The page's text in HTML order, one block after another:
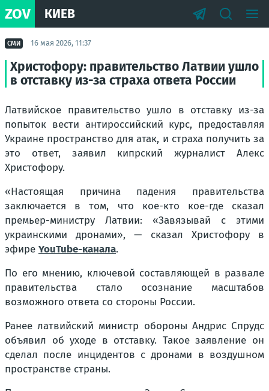
ZOV КИЕВ
СМИ 16 мая 2026, 11:37
Христофору: правительство Латвии ушло
в отставку из-за страха ответа России
Латвийское правительство ушло в отставку из-за
попыток вести антироссийский курс, предоставляя
Украине пространство для атак, и страха получить за
это ответ, заявил кипрский журналист Алекс
Христофору.
«Настоящая причина падения правительства
заключается в том, что кое-кто кое-где сказал
премьер-министру Латвии: «Завязывай с этими
украинскими дронами», — сказал Христофору в
эфире YouTube-канала.
По его мнению, ключевой составляющей в развале
правительства стало осознание масштабов
возможного ответа со стороны России.
Ранее латвийский министр обороны Андрис Спрудс
объявил об уходе в отставку. Такое заявление он
сделал после инцидентов с дронами в воздушном
пространстве страны.